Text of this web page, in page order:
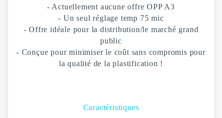
- Actuellement aucune offre OPP A3
- Un seul réglage temp 75 mic
- Offre idéale pour la distribution/le marché grand
public
- Conçue pour minimiser le coût sans compromis pour
la qualité de la plastification !
Caractéristiques